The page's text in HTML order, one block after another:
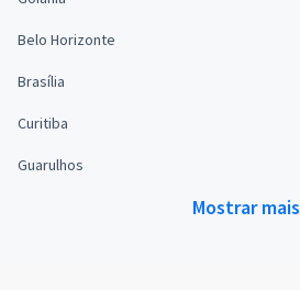
Belo Horizonte
Brasília
Curitiba
Guarulhos
Mostrar mais